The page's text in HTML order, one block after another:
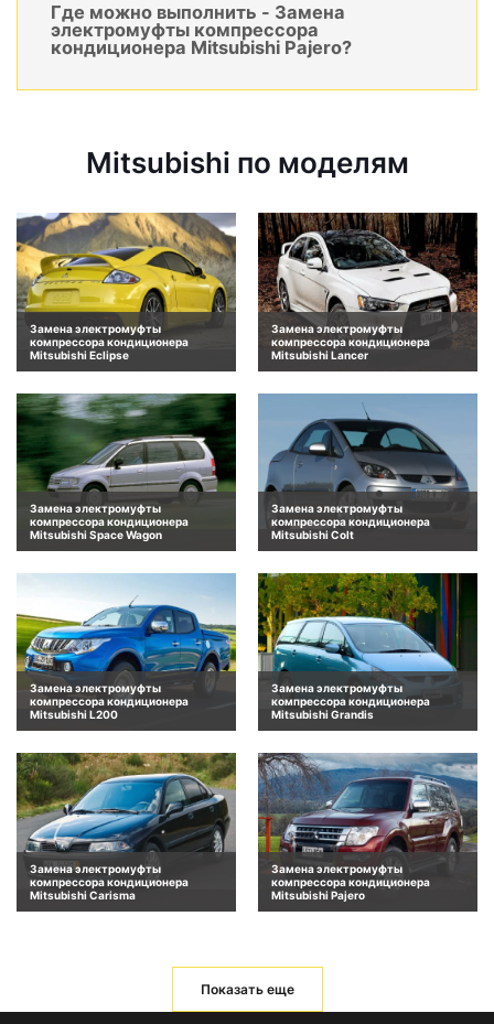
Где можно выполнить - Замена
электромуфты компрессора
кондиционера Mitsubishi Pajero?
Mitsubishi по моделям
Замена электромуфты
компрессора кондиционера
Mitsubishi Eclipse
Замена электромуфты
компрессора кондиционера
Mitsubishi Lancer
Замена электромуфты
компрессора кондиционера
Mitsubishi Space Wagon
Замена электромуфты
компрессора кондиционера
Mitsubishi Colt
Замена электромуфты
компрессора кондиционера
Mitsubishi L200
Замена электромуфты
компрессора кондиционера
Mitsubishi Grandis
Замена электромуфты
компрессора кондиционера
Mitsubishi Carisma
Замена электромуфты
компрессора кондиционера
Mitsubishi Pajero
Показать еще